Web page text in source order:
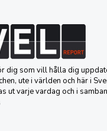
dig som vill hålla dig
ute i världen och här i
ut varje vardag och i